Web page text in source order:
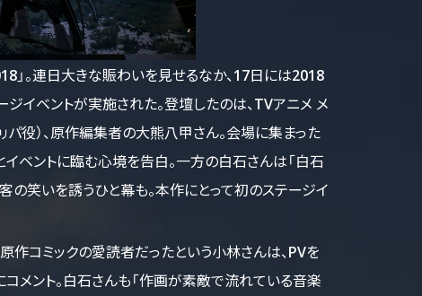
」。連日大きな賑わいを見せるなか、17日には2018
イベントが実施された。登壇したのは、TVアニメ メ
パ役）、原作編集者の大熊八甲さん。会場に集まった
ベントに臨む心境を告白。一方の白石さんは「白石
笑いを誘うひと幕も。本作にとって初のステージイ
作コミックの愛読者だったという小林さんは、PVを
メント。白石さんも「作画が素敵で流れている音楽